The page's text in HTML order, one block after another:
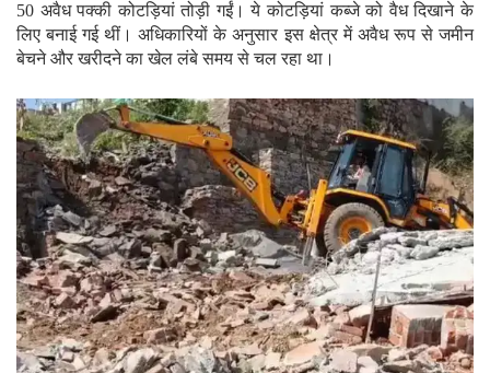
50 अवैध पक्की कोटड़ियां तोड़ी गईं। ये कोटड़ियां कब्जे को वैध दिखाने के
लिए बनाई गई थीं। अधिकारियों के अनुसार इस क्षेत्र में अवैध रूप से जमीन
बेचने और खरीदने का खेल लंबे समय से चल रहा था।